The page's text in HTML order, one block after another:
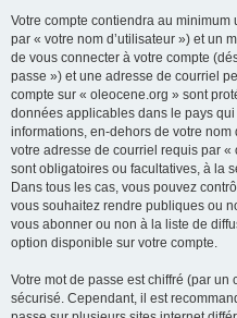
Votre compte contiendra au
par « votre nom d’utilisateur ») et un
de vous connecter à votre compte
passe ») et une adresse de courriel
compte sur « oleocene.org » sont
données applicables dans le pays
informations, en-dehors de votre nom
votre adresse de courriel requis par
sont obligatoires ou facultatives, à la
Dans tous les cas, vous pouvez
vous souhaitez rendre publiques ou
vous abonner ou non à la liste de
option disponible sur votre compte.
Votre mot de passe est chiffré (par un
sécurisé. Cependant, il est